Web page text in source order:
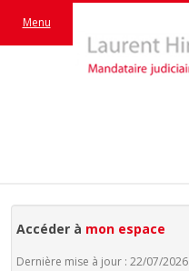
Menu
Accéder à mon espace
Dernière mise à jour : 22/07/2026